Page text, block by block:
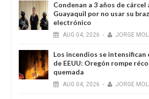
Condenan a 3 años de cárcel
Guayaquil por no usar su
electrónico
AUG 04, 2026 - JORGE
Los incendios se
de EEUU: Oregón rompe
quemada
AUG 04, 2026 - JORGE